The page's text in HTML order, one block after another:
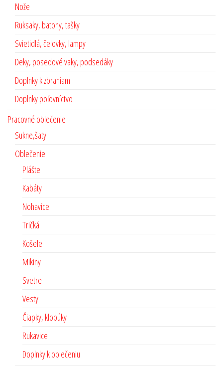
Nože
Ruksaky, batohy, tašky
Svietidlá, čelovky, lampy
Deky, posedové vaky, podsedáky
Doplnky k zbraniam
Doplnky poľovníctvo
Pracovné oblečenie
Sukne,šaty
Oblečenie
Plášte
Kabáty
Nohavice
Tričká
Košele
Mikiny
Svetre
Vesty
Čiapky, klobúky
Rukavice
Doplnky k oblečeniu